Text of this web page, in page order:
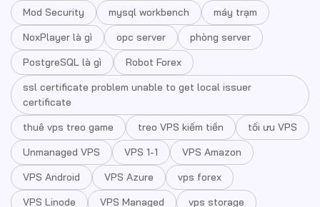
Mod Security mysql workbench
máy trạm
NoxPlayer là gì
opc server
phòng server
PostgreSQL là gì
Robot Forex
ssl certificate problem unable to get local issuer
certificate
thuê vps treo game
treo VPS kiếm tiền
tối ưu VPS
Unmanaged VPS
VPS 1-1
VPS Amazon
VPS Android
VPS Azure
vps forex
VPS Linode
VPS Managed
vps storage